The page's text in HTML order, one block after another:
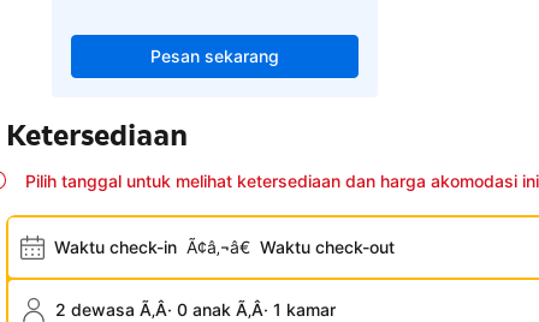
Pesan sekarang
Ketersediaan
Pilih tanggal untuk melihat ketersediaan dan harga akomodasi ini
Waktu check-in Ã¢â‚¬â€ Waktu check-out
2 dewasa Ã‚Â· 0 anak Ã‚Â· 1 kamar